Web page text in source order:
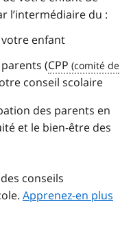
l’intermédiaire du :
votre enfant
(CPP
conseil scolaire
des parents en
et le bien-être des
conseils
Apprenez-en plus